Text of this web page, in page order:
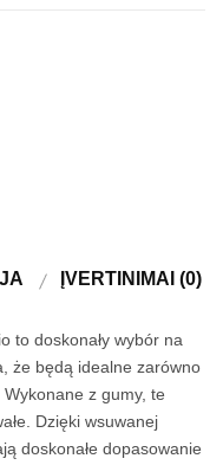
ĮVERTINIMAI (0)
to doskonały wybór na
że będą idealne zarówno
z gumy, te
Dzięki wsuwanej
doskonałe dopasowanie